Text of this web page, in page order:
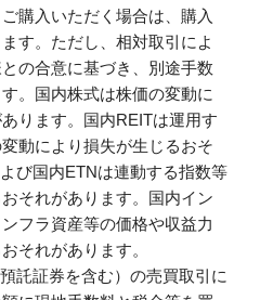
購入いただく場合は、購入
す。ただし、相対取引によ
の合意に基づき、別途手数
。国内株式は株価の変動に
ります。国内REITは運用す
動により損失が生じるおそ
び国内ETNは連動する指数等
それがあります。国内イン
フラ資産等の価格や収益力
それがあります。
託証券を含む）の売買取引に